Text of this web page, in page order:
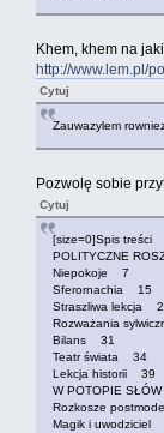
Khem, khem na
http://www.lem.pl/
Cytuj
Zauwazylem
Pozwolę sobie
Cytuj
[size=0]Spis treści
POLITYCZNE
Niepokoje 7
Sferornachia 15
Straszliwa lekcja
Rozważania
Bilans 31
Teatr świata 34
Lekcja historii 39
W POTOPIE
Rozkosze
Magik i uwodziciel